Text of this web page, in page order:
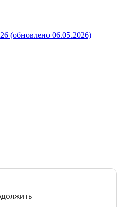
(обновлено 06.05.2026)